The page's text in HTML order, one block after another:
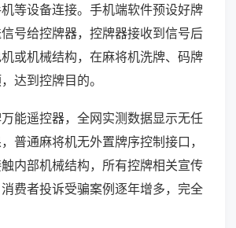
等设备连接。手机端软件预设好牌
号给控牌器，控牌器接收到信号后
或机械结构，在麻将机洗牌、码牌
达到控牌目的。
能遥控器，全网实测数据显示无任
普通麻将机无外置牌序控制接口，
内部机械结构，所有控牌相关宣传
费者投诉受骗案例逐年增多，完全